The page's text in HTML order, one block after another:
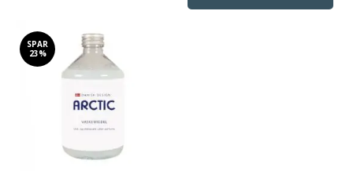
SPAR
23%